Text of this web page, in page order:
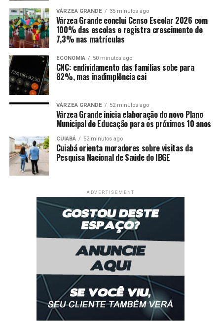
“O celular da vítima e a faca utilizada usada foram
descartados pelo adolescente para dificultar o trabalho
de investigação. Diante dos indícios de autoria, foi
representado pelo pedido de internação provisória e
outras medidas cautelares, deferido pela Justiça”,
destacou o delegado.
Após cumprimento dos mandados judiciais, o
Poder Judiciário.
Comentários
RELATED TOPICS: AGIU APREENDIDO
DESTAQUE
FACADAS
FRIEZA MATAR MENOR POLICIA
Homem é encontrado morto próximo ao muro de
DON'T MISS
Homem é encontrado morto com ferimentos de paulada
na cabeça
VÁRZEA GRANDE 35 minutos ago
Várzea Grande conclui Censo Escolar 2026 com
100% das escolas e registra crescimento de
7,3% nas matrículas
ECONOMIA 50 minutos ago
CNC: endividamento das famílias sobe para
82%, mas inadimplência cai
VÁRZEA GRANDE 52 minutos ago
Várzea Grande inicia elaboração do novo Plano
Municipal de Educação para os próximos 10 anos
CUIABÁ 52 minutos ago
Cuiabá orienta moradores sobre visitas da
Pesquisa Nacional de Saúde do IBGE
ADVERTISEMENT